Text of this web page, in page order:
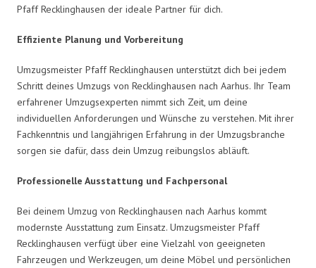
Pfaff Recklinghausen der ideale Partner für dich.
Effiziente Planung und Vorbereitung
Umzugsmeister Pfaff Recklinghausen unterstützt dich bei jedem
Schritt deines Umzugs von Recklinghausen nach Aarhus. Ihr Team
erfahrener Umzugsexperten nimmt sich Zeit, um deine
individuellen Anforderungen und Wünsche zu verstehen. Mit ihrer
Fachkenntnis und langjährigen Erfahrung in der Umzugsbranche
sorgen sie dafür, dass dein Umzug reibungslos abläuft.
Professionelle Ausstattung und Fachpersonal
Bei deinem Umzug von Recklinghausen nach Aarhus kommt
modernste Ausstattung zum Einsatz. Umzugsmeister Pfaff
Recklinghausen verfügt über eine Vielzahl von geeigneten
Fahrzeugen und Werkzeugen, um deine Möbel und persönlichen